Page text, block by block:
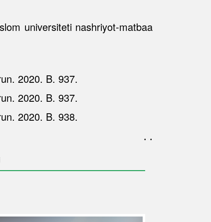
universiteti nashriyot-matbaa
2020. B. 937.
2020. B. 937.
2020. B. 938.
. .